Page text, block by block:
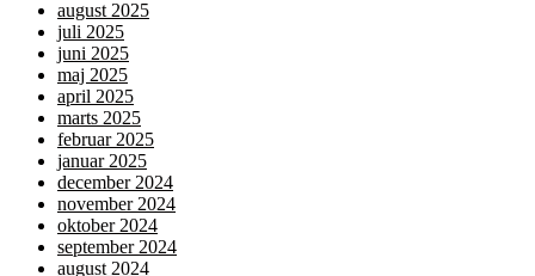
august 2025
juli 2025
juni 2025
maj 2025
april 2025
marts 2025
februar 2025
januar 2025
december 2024
november 2024
oktober 2024
september 2024
august 2024